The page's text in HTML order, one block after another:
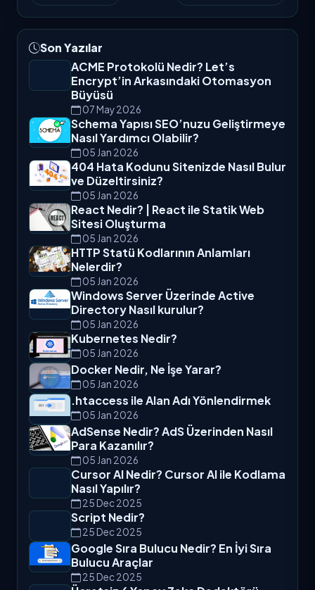
Son Yazılar
ACME Protokolü Nedir? Let’s
Encrypt’in Arkasındaki Otomasyon
Büyüsü
07 May 2026
Schema Yapısı SEO’nuzu Geliştirmeye
Nasıl Yardımcı Olabilir?
05 Jan 2026
404 Hata Kodunu Sitenizde Nasıl Bulur
ve Düzeltirsiniz?
05 Jan 2026
React Nedir? | React ile Statik Web
Sitesi Oluşturma
05 Jan 2026
HTTP Statü Kodlarının Anlamları
Nelerdir?
05 Jan 2026
Windows Server Üzerinde Active
Directory Nasıl kurulur?
05 Jan 2026
Kubernetes Nedir?
05 Jan 2026
Docker Nedir, Ne İşe Yarar?
05 Jan 2026
.htaccess ile Alan Adı Yönlendirmek
05 Jan 2026
AdSense Nedir? AdS Üzerinden Nasıl
Para Kazanılır?
05 Jan 2026
Cursor AI Nedir? Cursor AI ile Kodlama
Nasıl Yapılır?
25 Dec 2025
Script Nedir?
25 Dec 2025
Google Sıra Bulucu Nedir? En İyi Sıra
Bulucu Araçlar
25 Dec 2025